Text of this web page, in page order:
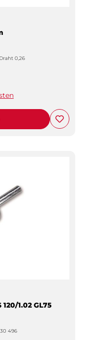
0,26
1.02 GL75
496